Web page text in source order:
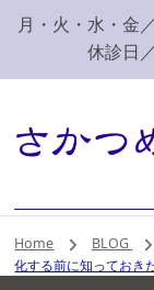
月・火・水・
休診日
新潟
腰痛
鍼灸院へ。みなさ
Home BLOG
化する前に知っておき